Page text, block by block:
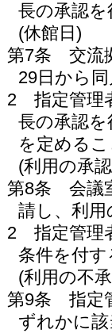
長の承認を
(休館日)
第7条
交流
29日から
2
指定管理
長の承認を
を定める
(利用の承
第8条
会議
請し、利
2
指定管理
条件を付
(利用の不
第9条
指定
ずれかに